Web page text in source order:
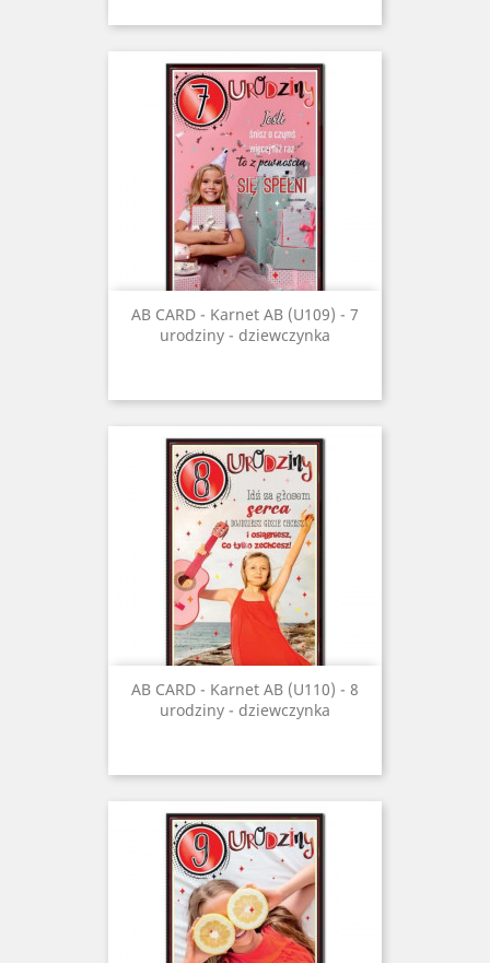
AB CARD - Karnet AB (U109) - 7
urodziny - dziewczynka
AB CARD - Karnet AB (U110) - 8
urodziny - dziewczynka